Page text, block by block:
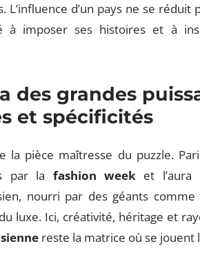
L’influence d’un pays ne se
à imposer ses histoires et à
des grandes
et spécificités
la pièce maîtresse du puzzle.
par la fashion weeket l’aura
nourri par des géants comme
luxe. Ici, créativité, héritage et
reste la matrice où se jouent